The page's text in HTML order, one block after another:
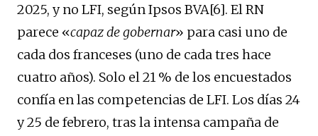
2025, y no LFI, según Ipsos BVA[6]. El RN
parece «capaz de gobernar» para casi uno de
cada dos franceses (uno de cada tres hace
cuatro años). Solo el 21 % de los encuestados
confía en las competencias de LFI. Los días 24
y 25 de febrero, tras la intensa campaña de